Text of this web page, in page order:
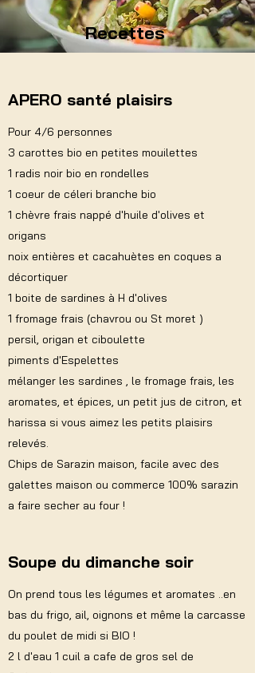
Recettes
APERO santé plaisirs
Pour 4/6 personnes
3 carottes bio en petites mouilettes
1 radis noir bio en rondelles
1 coeur de céleri branche bio
1 chèvre frais nappé d'huile d'olives et
origans
noix entières et cacahuètes en coques a
décortiquer
1 boite de sardines à H d'olives
1 fromage frais (chavrou ou St moret )
persil, origan et ciboulette
piments d'Espelettes
mélanger les sardines , le fromage frais, les
aromates, et épices, un petit jus de citron, et
harissa si vous aimez les petits plaisirs
relevés.
Chips de Sarazin maison, facile avec des
galettes maison ou commerce 100% sarazin
a faire secher au four !
Soupe du dimanche soir
On prend tous les légumes et aromates ..en
bas du frigo, ail, oignons et même la carcasse
du poulet de midi si BIO !
2 l d'eau 1 cuil a cafe de gros sel de